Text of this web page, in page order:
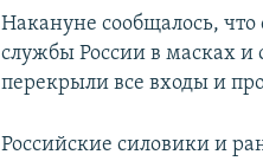
Накануне сообщалось,
службы России в масках и
перекрыли все входы и
Российские силовики и